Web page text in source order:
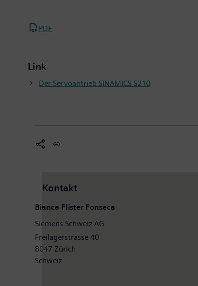
PDF
Link
Der Servoantrieb SINAMICS S210
Kontakt
Bianca Flister Fonseca
Siemens Schweiz AG
Freilagerstrasse 40
8047 Zürich
Schweiz